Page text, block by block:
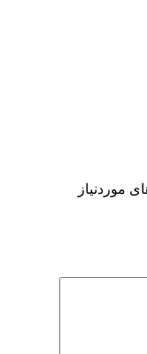
موردنیاز